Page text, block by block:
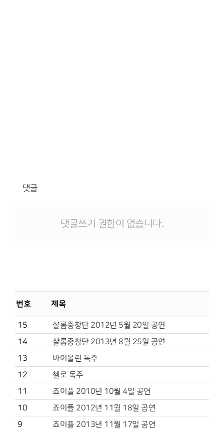
댓글
댓글쓰기 권한이 없습니다.
번호 제목
15
샬롬중창단 2012년 5월 20일 공연
14
샬롬중창단 2013년 8월 25일 공연
13
바이올린 독주
12
첼로 독주
11
죠이플 2010년 10월 4일 공연
10
죠이플 2012년 11월 18일 공연
9
죠이플 2013년 11월 17일 공연